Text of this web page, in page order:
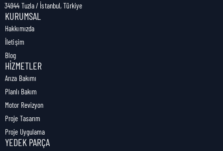
34944 Tuzla / İstanbul, Türkiye
KURUMSAL
Hakkımızda
İletişim
Blog
HIZMETLER
Arıza Bakımı
Planlı Bakım
Motor Revizyon
Proje Tasarım
Proje Uygulama
YEDEK PARÇA